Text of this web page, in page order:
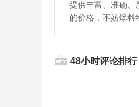
提供丰富、准确、
的价格，不妨爆料
48小时评论排行